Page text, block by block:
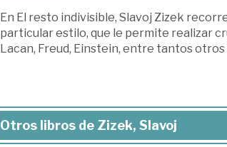
En El resto indivisible, Slavoj Zizek
particular estilo, que le permite realizar
Lacan, Freud, Einstein, entre tantos
Otros libros de Zizek, Slavoj